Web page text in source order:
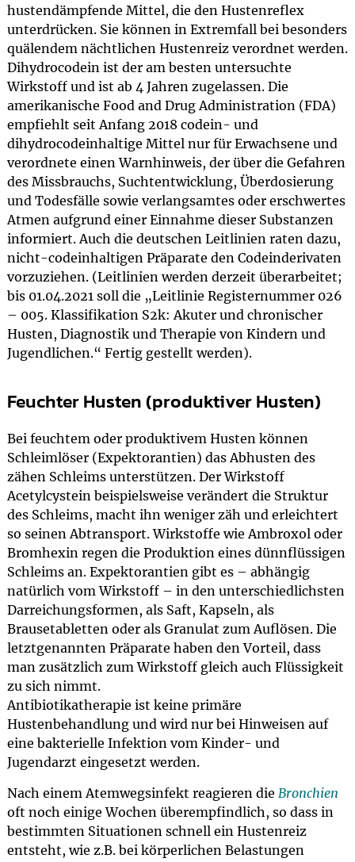
hustendämpfende Mittel, die den Hustenreflex
unterdrücken. Sie können in Extremfall bei besonders
quälendem nächtlichen Hustenreiz verordnet werden.
Dihydrocodein ist der am besten untersuchte
Wirkstoff und ist ab 4 Jahren zugelassen. Die
amerikanische Food and Drug Administration (FDA)
empfiehlt seit Anfang 2018 codein- und
dihydrocodeinhaltige Mittel nur für Erwachsene und
verordnete einen Warnhinweis, der über die Gefahren
des Missbrauchs, Suchtentwicklung, Überdosierung
und Todesfälle sowie verlangsamtes oder erschwertes
Atmen aufgrund einer Einnahme dieser Substanzen
informiert. Auch die deutschen Leitlinien raten dazu,
nicht-codeinhaltigen Präparate den Codeinderivaten
vorzuziehen. (Leitlinien werden derzeit überarbeitet;
bis 01.04.2021 soll die „Leitlinie Registernummer 026
– 005. Klassifikation S2k: Akuter und chronischer
Husten, Diagnostik und Therapie von Kindern und
Jugendlichen.“ Fertig gestellt werden).
Feuchter Husten (produktiver Husten)
Bei feuchtem oder produktivem Husten können
Schleimlöser (Expektorantien) das Abhusten des
zähen Schleims unterstützen. Der Wirkstoff
Acetylcystein beispielsweise verändert die Struktur
des Schleims, macht ihn weniger zäh und erleichtert
so seinen Abtransport. Wirkstoffe wie Ambroxol oder
Bromhexin regen die Produktion eines dünnflüssigen
Schleims an. Expektorantien gibt es – abhängig
natürlich vom Wirkstoff – in den unterschiedlichsten
Darreichungsformen, als Saft, Kapseln, als
Brausetabletten oder als Granulat zum Auflösen. Die
letztgenannten Präparate haben den Vorteil, dass
man zusätzlich zum Wirkstoff gleich auch Flüssigkeit
zu sich nimmt.
Antibiotikatherapie ist keine primäre
Hustenbehandlung und wird nur bei Hinweisen auf
eine bakterielle Infektion vom Kinder- und
Jugendarzt eingesetzt werden.
Nach einem Atemwegsinfekt reagieren die Bronchien
oft noch einige Wochen überempfindlich, so dass in
bestimmten Situationen schnell ein Hustenreiz
entsteht, wie z.B. bei körperlichen Belastungen